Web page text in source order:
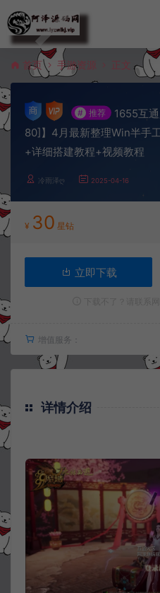
首页 手游资源 正文
# 推荐
1655互
80]】4月最新整理Win半手
+详细搭建教程+视频教程
冷雨泽ღ 2025-04-16
¥ 30 星钻
立即下载
增值服务：
详情介绍